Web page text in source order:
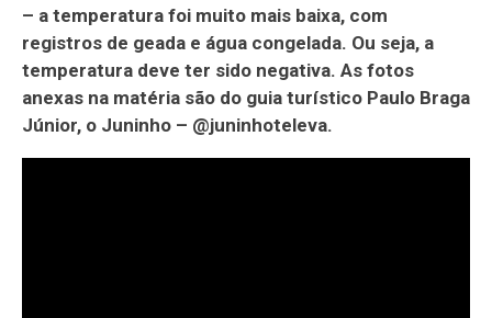
– a temperatura foi muito mais baixa, com
registros de geada e água congelada. Ou seja, a
temperatura deve ter sido negativa. As fotos
anexas na matéria são do guia turístico Paulo Braga
Júnior, o Juninho – @juninhoteleva.